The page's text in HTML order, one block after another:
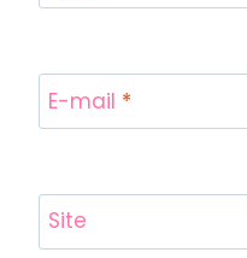
E-mail *
Site